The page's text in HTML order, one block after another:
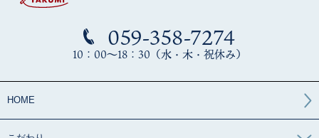
059-358-7274
10：00～18：30（水・木・祝休み）
HOME